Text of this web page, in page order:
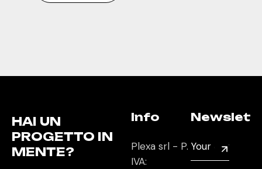
HAI UN
PROGETTO IN
MENTE?
Info
Plexa srl - P.
IVA: